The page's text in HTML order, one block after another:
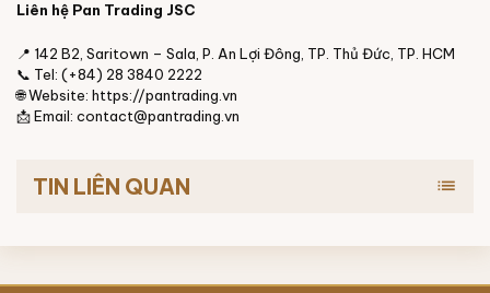
Liên hệ Pan Trading JSC
📍 142 B2, Saritown – Sala, P. An Lợi Đông, TP. Thủ Đức, TP. HCM
📞 Tel: (+84) 28 3840 2222
🌐 Website: https://pantrading.vn
📩 Email: contact@pantrading.vn
TIN LIÊN QUAN list